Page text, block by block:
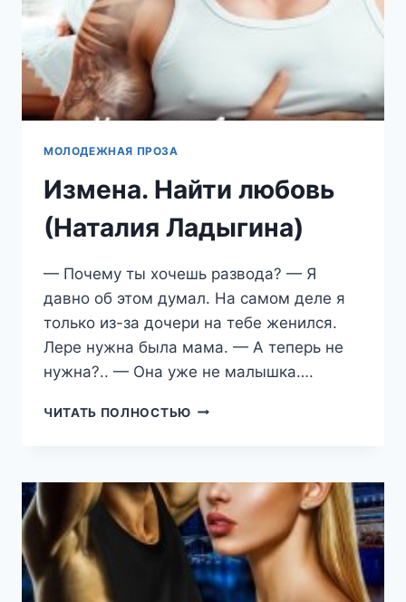
МОЛОДЕЖНАЯ ПРОЗА
Измена. Найти любовь
(Наталия Ладыгина)
— Почему ты хочешь развода? — Я
давно об этом думал. На самом деле я
только из-за дочери на тебе женился.
Лере нужна была мама. — А теперь не
нужна?.. — Она уже не малышка….
ЧИТАТЬ ПОЛНОСТЬЮ ИЗМЕНА.
ЛАДЫГИНА)